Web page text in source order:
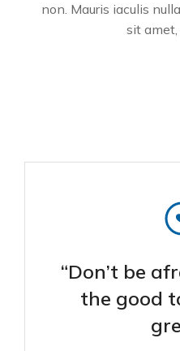
non. Mauris iaculis
sit
“Don’t be
the good